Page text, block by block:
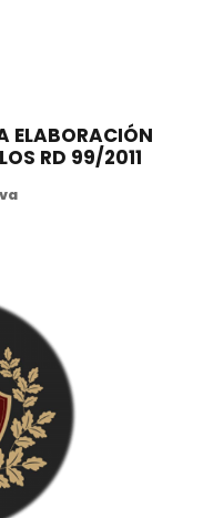
ELABORACIÓN
RD 99/2011